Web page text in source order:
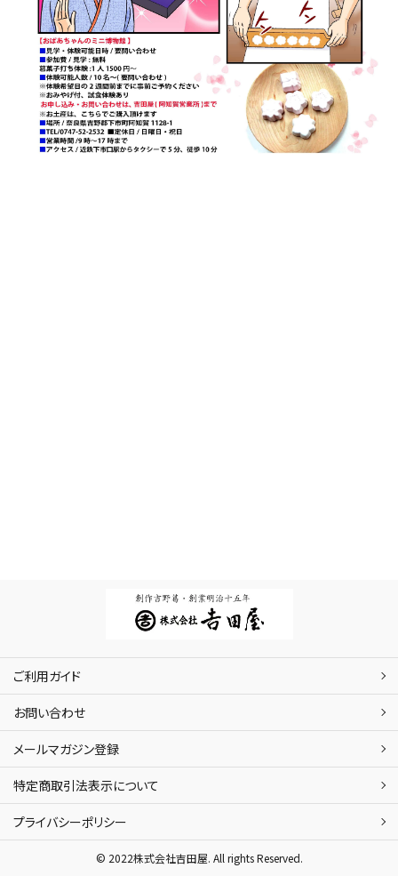
ご利用ガイド
お問い合わせ
メールマガジン登録
特定商取引法表示について
プライバシーポリシー
© 2022株式会社吉田屋. All rights Reserved.